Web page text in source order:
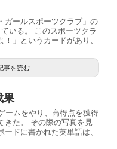
ガールスポーツクラブ」の
いる。 このスポーツクラ
」というカードがあり、
事を読む
果
ームをやり、高得点を獲得
きた。 その際の写真を見
ドに書かれた英単語は、